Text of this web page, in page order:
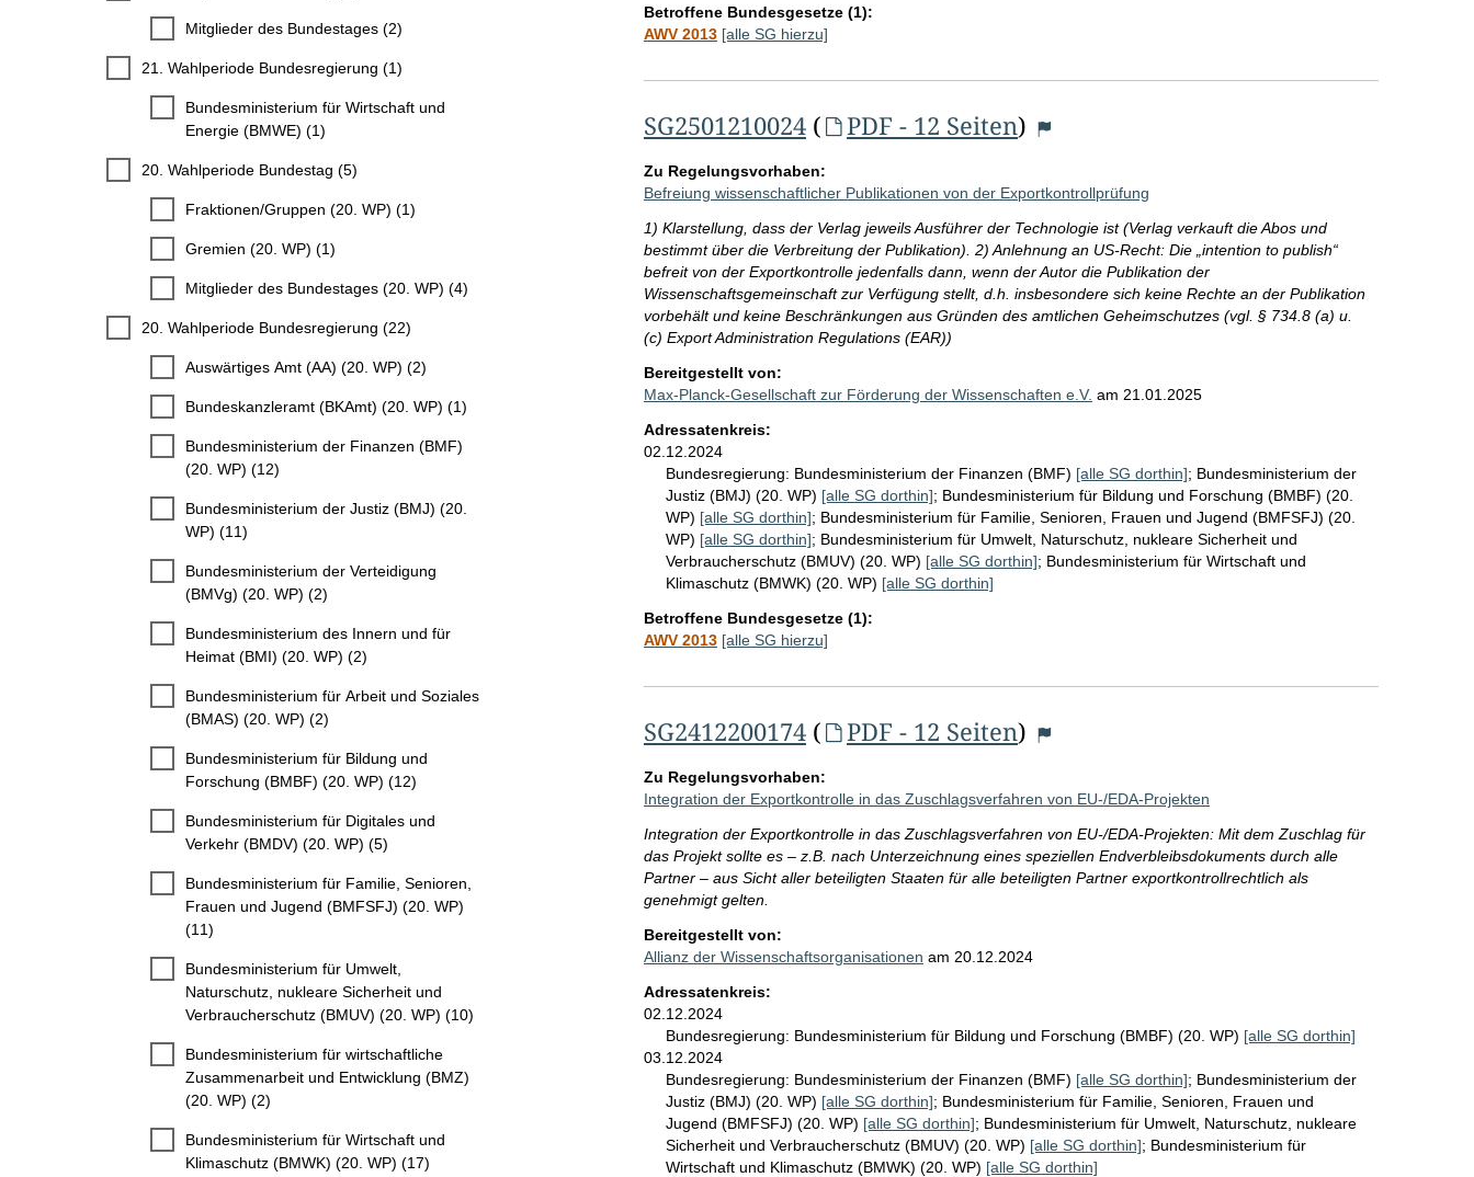
i
Mitglieder des Bundestages (2)
21. Wahlperiode Bundesregierung (1)
Bundesministerium für Wirtschaft und
Energie (BMWE) (1)
20. Wahlperiode Bundestag (5)
Fraktionen/Gruppen (20. WP) (1)
Gremien (20. WP) (1)
Mitglieder des Bundestages (20. WP) (4)
20. Wahlperiode Bundesregierung (22)
Auswärtiges Amt (AA) (20. WP) (2)
Bundeskanzleramt (BKAmt) (20. WP) (1)
Bundesministerium der Finanzen (BMF)
(20. WP) (12)
Bundesministerium der Justiz (BMJ) (20.
WP) (11)
Bundesministerium der Verteidigung
(BMVg) (20. WP) (2)
Bundesministerium des Innern und für
Heimat (BMI) (20. WP) (2)
Bundesministerium für Arbeit und Soziales
(BMAS) (20. WP) (2)
Bundesministerium für Bildung und
Forschung (BMBF) (20. WP) (12)
Bundesministerium für Digitales und
Verkehr (BMDV) (20. WP) (5)
Bundesministerium für Familie, Senioren,
Frauen und Jugend (BMFSFJ) (20. WP)
(11)
Bundesministerium für Umwelt,
Naturschutz, nukleare Sicherheit und
Verbraucherschutz (BMUV) (20. WP) (10)
Bundesministerium für wirtschaftliche
Zusammenarbeit und Entwicklung (BMZ)
(20. WP) (2)
Bundesministerium für Wirtschaft und
Klimaschutz (BMWK) (20. WP) (17)
Betroffene Bundesgesetze (1):
AWV 2013 [alle SG hierzu]
SG2501210024( PDF - 12 Seiten)
Zu Regelungsvorhaben:
Befreiung wissenschaftlicher Publikationen von der Exportkontrollprüfung
1) Klarstellung, dass der Verlag jeweils Ausführer der Technologie ist (Verlag verkauft die Abos und
bestimmt über die Verbreitung der Publikation). 2) Anlehnung an US-Recht: Die „intention to publish“
befreit von der Exportkontrolle jedenfalls dann, wenn der Autor die Publikation der
Wissenschaftsgemeinschaft zur Verfügung stellt, d.h. insbesondere sich keine Rechte an der Publikation
vorbehält und keine Beschränkungen aus Gründen des amtlichen Geheimschutzes (vgl. § 734.8 (a) u.
(c) Export Administration Regulations (EAR))
Bereitgestellt von:
Max-Planck-Gesellschaft zur Förderung der Wissenschaften e.V. am 21.01.2025
Adressatenkreis:
02.12.2024
Bundesregierung: Bundesministerium der Finanzen (BMF) [alle SG dorthin]; Bundesministerium der
Justiz (BMJ) (20. WP) [alle SG dorthin]; Bundesministerium für Bildung und Forschung (BMBF) (20.
WP) [alle SG dorthin]; Bundesministerium für Familie, Senioren, Frauen und Jugend (BMFSFJ) (20.
WP) [alle SG dorthin]; Bundesministerium für Umwelt, Naturschutz, nukleare Sicherheit und
Verbraucherschutz (BMUV) (20. WP) [alle SG dorthin]; Bundesministerium für Wirtschaft und
Klimaschutz (BMWK) (20. WP) [alle SG dorthin]
Betroffene Bundesgesetze (1):
AWV 2013 [alle SG hierzu]
SG2412200174( PDF - 12 Seiten)
Zu Regelungsvorhaben:
Integration der Exportkontrolle in das Zuschlagsverfahren von EU-/EDA-Projekten
Integration der Exportkontrolle in das Zuschlagsverfahren von EU-/EDA-Projekten: Mit dem Zuschlag für
das Projekt sollte es – z.B. nach Unterzeichnung eines speziellen Endverbleibsdokuments durch alle
Partner – aus Sicht aller beteiligten Staaten für alle beteiligten Partner exportkontrollrechtlich als
genehmigt gelten.
Bereitgestellt von:
Allianz der Wissenschaftsorganisationen am 20.12.2024
Adressatenkreis:
02.12.2024
Bundesregierung: Bundesministerium für Bildung und Forschung (BMBF) (20. WP) [alle SG dorthin]
03.12.2024
Bundesregierung: Bundesministerium der Finanzen (BMF) [alle SG dorthin]; Bundesministerium der
Justiz (BMJ) (20. WP) [alle SG dorthin]; Bundesministerium für Familie, Senioren, Frauen und
Jugend (BMFSFJ) (20. WP) [alle SG dorthin]; Bundesministerium für Umwelt, Naturschutz, nukleare
Sicherheit und Verbraucherschutz (BMUV) (20. WP) [alle SG dorthin]; Bundesministerium für
Wirtschaft und Klimaschutz (BMWK) (20. WP) [alle SG dorthin]